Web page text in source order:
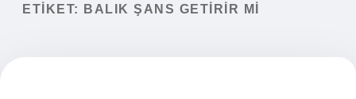
Yasal Uyarı
ETIKET: BALIK ŞANS GETIRIR MI